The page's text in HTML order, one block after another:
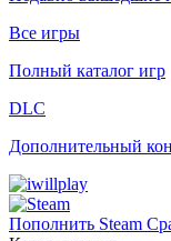
Все игры
Полный каталог игр
DLC
Дополнительный
Пополнить Steam